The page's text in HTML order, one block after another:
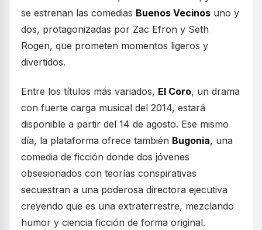
se estrenan las comedias Buenos Vecinos uno y
dos, protagonizadas por Zac Efron y Seth
Rogen, que prometen momentos ligeros y
divertidos.
Entre los títulos más variados, El Coro, un drama
con fuerte carga musical del 2014, estará
disponible a partir del 14 de agosto. Ese mismo
día, la plataforma ofrece también Bugonia, una
comedia de ficción donde dos jóvenes
obsesionados con teorías conspirativas
secuestran a una poderosa directora ejecutiva
creyendo que es una extraterrestre, mezclando
humor y ciencia ficción de forma original.